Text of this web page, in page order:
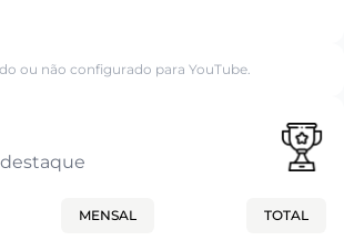
ou não configurado para YouTube.
MENSAL TOTAL